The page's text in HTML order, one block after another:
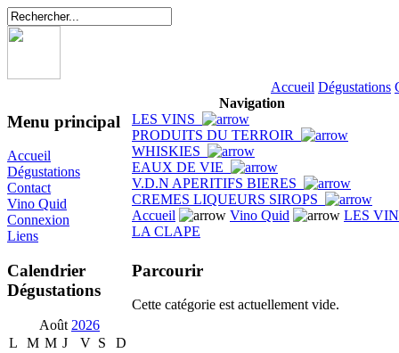
Accueil Dégustations
Menu principal
Accueil
Dégustations
Contact
Vino Quid
Connexion
Liens
Calendrier
Dégustations
Août 2026
L
M M J V S
D
Navigation
LES VINS
PRODUITS DU TERROIR
WHISKIES
EAUX DE VIE
V.D.N APERITIFS BIERES
CREMES LIQUEURS SIROPS
Accueil
Vino Quid
LES
LA CLAPE
Parcourir
Cette catégorie est actuellement vide.